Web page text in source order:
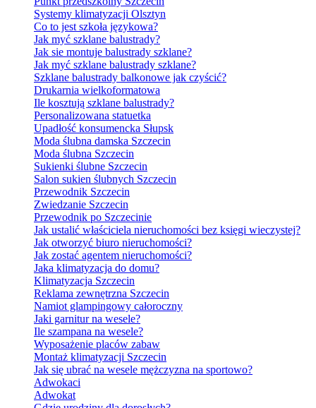
Systemy klimatyzacji Olsztyn
Co to jest szkoła językowa?
Jak myć szklane balustrady?
Jak sie montuje balustrady szklane?
Jak myć szklane balustrady szklane?
Szklane balustrady balkonowe jak czyścić?
Drukarnia wielkoformatowa
Ile kosztują szklane balustrady?
Personalizowana statuetka
Upadłość konsumencka Słupsk
Moda ślubna damska Szczecin
Moda ślubna Szczecin
Sukienki ślubne Szczecin
Salon sukien ślubnych Szczecin
Przewodnik Szczecin
Zwiedzanie Szczecin
Przewodnik po Szczecinie
Jak ustalić właściciela nieruchomości bez księgi wieczystej?
Jak otworzyć biuro nieruchomości?
Jak zostać agentem nieruchomości?
Jaka klimatyzacja do domu?
Klimatyzacja Szczecin
Reklama zewnętrzna Szczecin
Namiot glampingowy całoroczny
Jaki garnitur na wesele?
Ile szampana na wesele?
Wyposażenie placów zabaw
Montaż klimatyzacji Szczecin
Jak się ubrać na wesele mężczyzna na sportowo?
Adwokaci
Adwokat